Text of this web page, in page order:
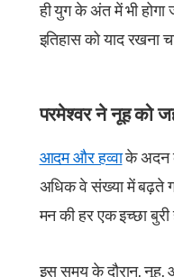
ही युग के अंत में भी होगा
इतिहास को याद रखना
परमेश्वर ने नूह को
आदम और हव्वाके अदन
अधिक वे संख्या में बढ़ते
मन की हर एक इच्छा बुरी
इस समय के दौरान, नूह,